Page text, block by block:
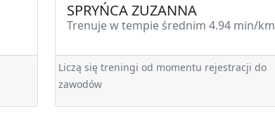
SPRYŃCA ZUZANNA
Trenuje w tempie średnim 4.94 min/km
Liczą się treningi od momentu rejestracji do
zawodów